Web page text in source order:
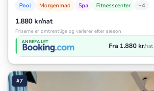
Pool Morgenmad Spa Fitnesscenter +4
1.880 kr/nat
Priserne er omtrentlige og varierer efter sæson
ANBEFALET Fra 1.880 kr/nat
#7